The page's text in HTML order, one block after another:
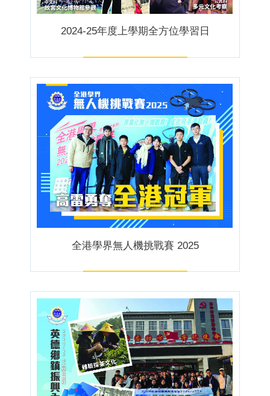
2024-25年度上學期全方位學習日
全港學界無人機挑戰賽 2025